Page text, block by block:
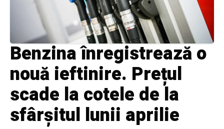
Benzina înregistrează o
nouă ieftinire. Prețul
scade la cotele de la
sfârșitul lunii aprilie